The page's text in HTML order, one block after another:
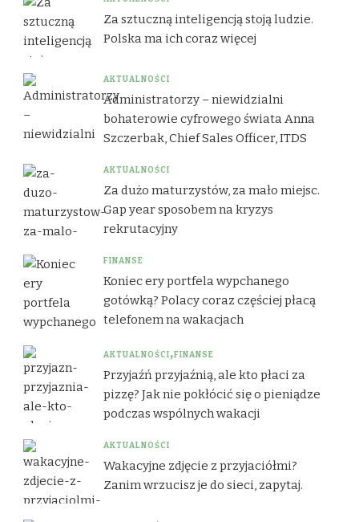
Za sztuczną inteligencją stoją ludzie.
Polska ma ich coraz więcej
AKTUALNOŚCI
Administratorzy – niewidzialni
bohaterowie cyfrowego świata Anna
Szczerbak, Chief Sales Officer, ITDS
AKTUALNOŚCI
Za dużo maturzystów, za mało miejsc.
Gap year sposobem na kryzys
rekrutacyjny
FINANSE
Koniec ery portfela wypchanego
gotówką? Polacy coraz częściej płacą
telefonem na wakacjach
AKTUALNOŚCI FINANSE
Przyjaźń przyjaźnią, ale kto płaci za
pizzę? Jak nie pokłócić się o pieniądze
podczas wspólnych wakacji
AKTUALNOŚCI
Wakacyjne zdjęcie z przyjaciółmi?
Zanim wrzucisz je do sieci, zapytaj.